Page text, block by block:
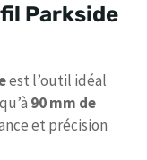
Parkside
est l’outil idéal
90 mm de
et précision